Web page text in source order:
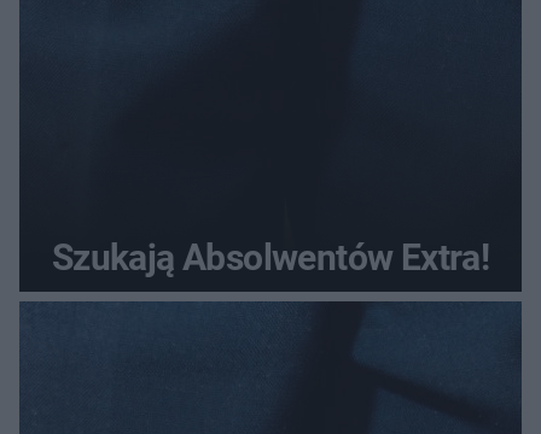
Szukają Absolwentów Extra!